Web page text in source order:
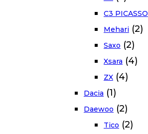
C3 PICASSO
Mehari (2)
Saxo (2)
Xsara (4)
ZX (4)
Dacia (1)
Daewoo (2)
Tico (2)